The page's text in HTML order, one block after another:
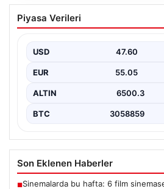
Nisan Ayı Enflasyon
Zaman Açıklanacak?
Türkiye İstatistik Kurumu (TÜİK)
Piyasa Verileri
USD 47.60
EUR 55.05
ALTIN 6500.3
BTC 3058859
Son Eklenen Haberler
■Sinemalarda bu hafta: 6 film